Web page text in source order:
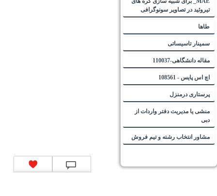
تیروئید در تصاویر سونوگرافی
طاها
سمینار تاسیساتی
مقاله دانشگاهی-110037
اچ اس پایس - 108561
پرستاری درمنزل
منشی یا مدیریت دفتر واردات از
دبی
مشاور انتخاب رشته و تیم فروش